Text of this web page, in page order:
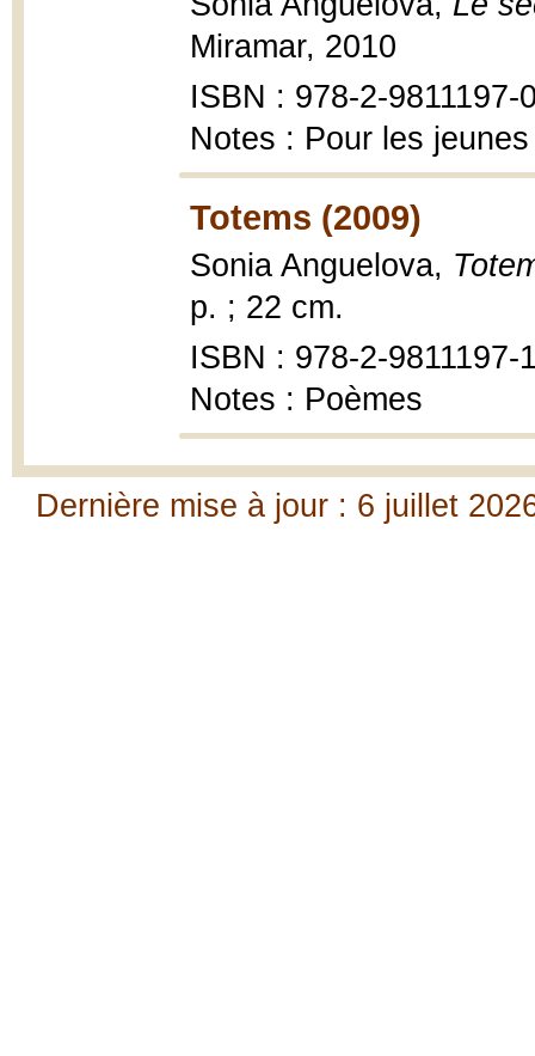
Miramar, 2010
ISBN : 978-2-9811197-
Notes : Pour les
Totems (2009)
Sonia Anguelova,
p. ; 22 cm.
ISBN : 978-2-9811197-
Notes : Poèmes
Dernière mise à jour : 6 juillet